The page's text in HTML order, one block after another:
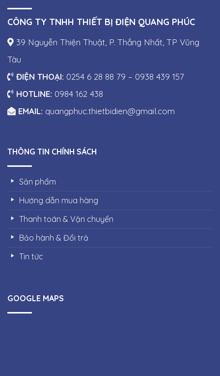
CÔNG TY TNHH THIẾT BỊ ĐIỆN QUANG PHÚC
39 Nguyễn Thiện Thuật, P. Thắng Nhất, TP Vũng
Tàu
ĐIỆN THOẠI: 0254 6 28 88 79 – 0938 439 157
HOTLINE: 0984 162 438
EMAIL: quangphuc.thietbidien@gmail.com
THÔNG TIN CHÍNH SÁCH
Sản phẩm
Hướng dẫn mua hàng
Thanh toán & Vận chuyển
Bảo hành & Đổi trả
Tin tức
GOOGLE MAPS